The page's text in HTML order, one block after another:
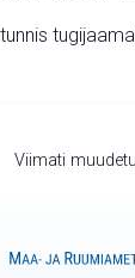
Viimati